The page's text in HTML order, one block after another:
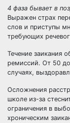
4 фаза бывает в
Выражен страх
слов и приступы
требующих
Течение заикания
ремиссий. От 50 до
случаях,
Осложнения
школе из-за
ограничения в
хроническим